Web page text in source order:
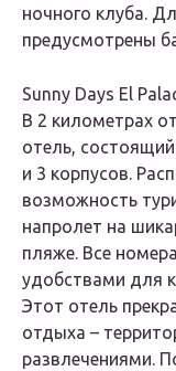
ночного клуба.
предусмотрены
Sunny Days El
В 2 километрах
отель,
и 3 корпусов.
возможность
напролет на
пляже. Все
удобствами для
Этот отель
отдыха –
развлечениями.